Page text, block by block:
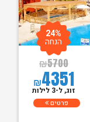
₪5700
₪4351
24%
הנחה
זוג, ל-3 לילות
פרטים